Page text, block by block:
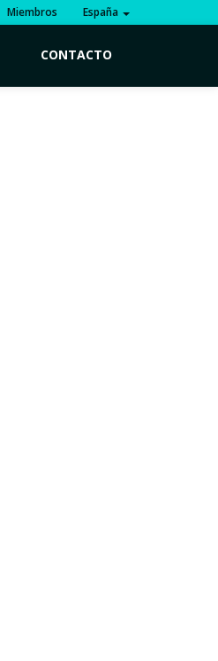
Miembros España
CONTACTO